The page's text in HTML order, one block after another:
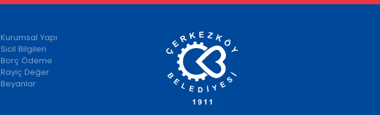
Kurumsal Yapı
Sicil Bilgileri
Borç Ödeme
Rayiç Değer
Beyanlar